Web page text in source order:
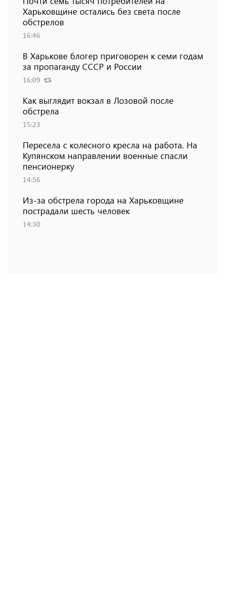
Харьковщине остались без света после
обстрелов
16:46
В Харькове блогер приговорен к семи годам
за пропаганду СССР и России
16:09
Как выглядит вокзал в Лозовой после
обстрела
15:23
Пересела с колесного кресла на работа. На
Купянском направлении военные спасли
пенсионерку
14:56
Из-за обстрела города на Харьковщине
пострадали шесть человек
14:30